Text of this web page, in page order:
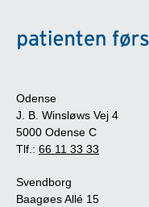
Odense
J. B. Winsløws Vej 4
5000 Odense C
Tlf.: 66 11 33 33
Svendborg
Baagøes Allé 15